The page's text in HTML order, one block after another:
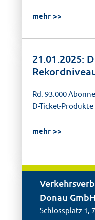
mehr
21.01.2025:
Rd. 93.000
D-Ticket-
mehr
Donau GmbH
Schlossplatz 1,